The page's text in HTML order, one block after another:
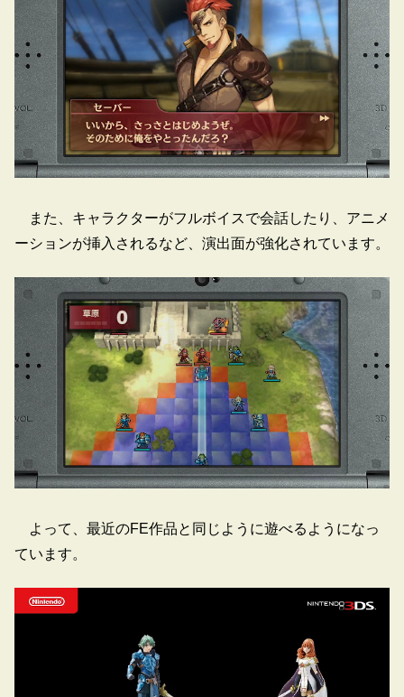
また、キャラクターがフルボイスで会話したり、アニメ
ーションが挿入されるなど、演出面が強化されています。
よって、最近のFE作品と同じように遊べるようになっ
ています。